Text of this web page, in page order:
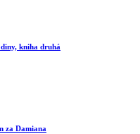
kniha druhá
za Damiana